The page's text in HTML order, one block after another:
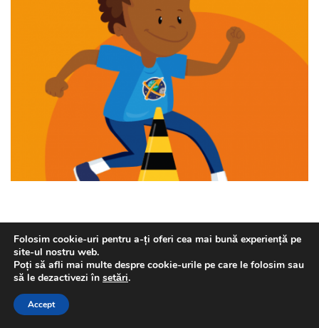
Copyright © Agenția Spațială Europeană. Toate drepturile
rezervate.
Folosim cookie-uri pentru a-ți oferi cea mai bună experiență pe
site-ul nostru web.
Poți să afli mai multe despre cookie-urile pe care le folosim sau
să le dezactivezi în setări.
Accept